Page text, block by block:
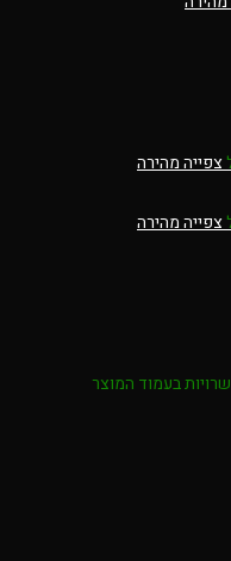
צפייה מהירה
צפייה מהירה
בעמוד המוצר